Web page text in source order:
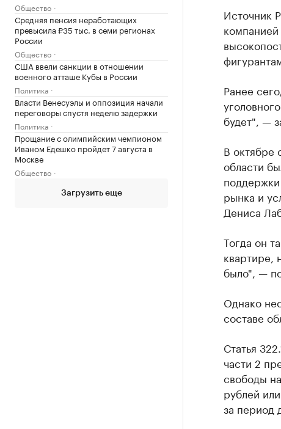
Общество
Средняя пенсия неработающих
превысила ₽35 тыс. в семи регионах
России
Общество
США ввели санкции в отношении
военного атташе Кубы в России
Политика
Власти Венесуэлы и оппозиция начали
переговоры спустя неделю задержки
Политика
Прощание с олимпийским чемпионом
Иваном Едешко пройдет 7 августа в
Москве
Общество
Загрузить еще
Источник
Ранее
будет", —
В октябре
области
рынка и
Дениса
Тогда он
квартире,
было", —
Однако
составе
Статья
части 2
свободы
рублей
за период